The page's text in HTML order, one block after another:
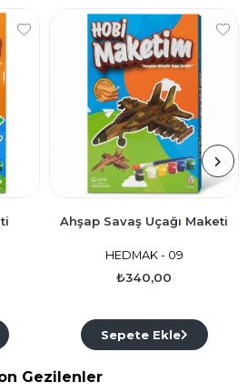
Ahşap Savaş Uçağı Maketi
HEDMAK - 09
₺340,00
Sepete Ekle
Gezilenler